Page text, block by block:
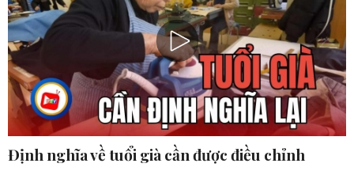
Định nghĩa về tuổi già cần được điều chỉnh